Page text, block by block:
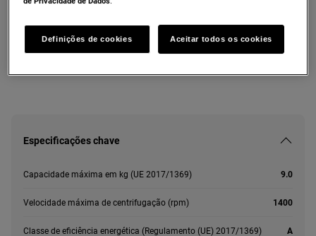
As instruções e avisos de segurança de acordo com o
regulamento da UE 2023/988 estão listados nos capítulos I e II
Especificações chave
Capacidade máxima em kg (UE 2017/1369) 9.0
Velocidade máxima de centrifugação (rpm) 1400
Classe de eficiência energética (Regulamento (UE) 2017/1369) A
Definições de cookies Aceitar todos os cookies